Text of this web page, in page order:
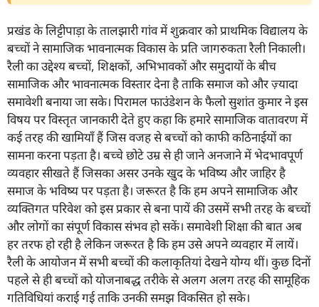
प्रखंड के लिट्टीपाड़ा के तालझारी गांव में शुक्रवार को प्राथमिक विद्यालय के
बच्चों ने सामाजिक भावनात्मक विकास के प्रति जागरुकता रैली निकाली।
रैली का उद्देश्य बच्चों, शिक्षकों, अभिभावकों और समुदायों के बीच
सामाजिक और भावनात्मक विस्तार देना है ताकि समाज को और ज़्यादा
समावेशी बनाया जा सके। पिरामल फाउंडेशन के फैलो सुशांत कुमार ने इस
विषय पर विस्तृत जानकारी देते हुए कहा कि हमारे सामाजिक वातावरण में
कई तरह की खामियाँ हैं जिस वजह से बच्चों को काफी कठिनाईयों का
सामना करना पड़ता है। बच्चे छोटे उम्र से ही जाने अनजाने में भेदभावपूर्ण
व्यवहार सीखते हैं जिसका असर उनके खुद के भविष्य और जाहिर है
समाज के भविष्य पर पड़ता है। जरूरत है कि हम अपने सामाजिक और
व्यक्तिगत परिवेश को इस प्रकार से बना पायें की उसमें सभी तरह के बच्चों
और लोगों का संपूर्ण विकास संभव हो सकें। समावेशी शिक्षा की बात अब
हर तरफ हो रही है लेकिन जरूरत है कि हम उसे अपने व्यवहार में लायें।
रैली के आयोजन में सभी बच्चों की कलाकृतियां देखने योग्य थीं। कुछ दिनों
पहले से ही बच्चों को योजनाबद्ध तरीके से अलग अलग तरह की सामूहिक
गतिविधियां कराई गई ताकि उनकी समझ विकसित हो सके।